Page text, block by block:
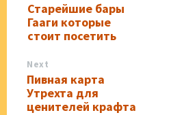
Старейшие бары
Гааги которые
стоит посетить
Next
Пивная карта
Утрехта для
ценителей крафта